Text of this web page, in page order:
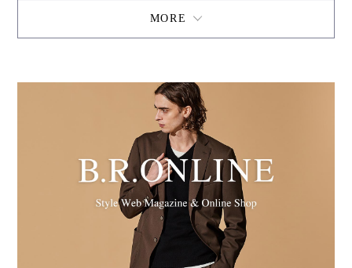
MORE